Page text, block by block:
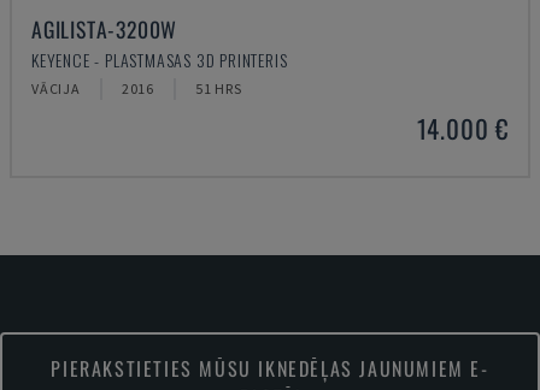
AGILISTA-3200W
KEYENCE - PLASTMASAS 3D PRINTERIS
VĀCIJA 2016 51 HRS
14.000 €
PIERAKSTIETIES MŪSU IKNEDĒĻAS JAUNUMIEM E-